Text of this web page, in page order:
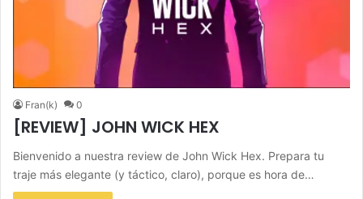
Fran(k) 0
[REVIEW] JOHN WICK HEX
Bienvenido a nuestra review de John Wick Hex. Prepara tu
traje más elegante (y táctico, claro), porque es hora de…